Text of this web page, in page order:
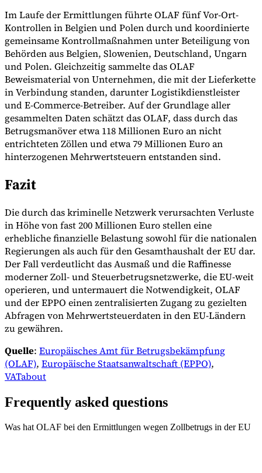
Im Laufe der Ermittlungen führte OLAF fünf Vor-Ort-
Kontrollen in Belgien und Polen durch und koordinierte
gemeinsame Kontrollmaßnahmen unter Beteiligung von
Behörden aus Belgien, Slowenien, Deutschland, Ungarn
und Polen. Gleichzeitig sammelte das OLAF
Beweismaterial von Unternehmen, die mit der Lieferkette
in Verbindung standen, darunter Logistikdienstleister
und E-Commerce-Betreiber. Auf der Grundlage aller
gesammelten Daten schätzt das OLAF, dass durch das
Betrugsmanöver etwa 118 Millionen Euro an nicht
entrichteten Zöllen und etwa 79 Millionen Euro an
hinterzogenen Mehrwertsteuern entstanden sind.
Fazit
Die durch das kriminelle Netzwerk verursachten Verluste
in Höhe von fast 200 Millionen Euro stellen eine
erhebliche finanzielle Belastung sowohl für die nationalen
Regierungen als auch für den Gesamthaushalt der EU dar.
Der Fall verdeutlicht das Ausmaß und die Raffinesse
moderner Zoll- und Steuerbetrugsnetzwerke, die EU-weit
operieren, und untermauert die Notwendigkeit, OLAF
und der EPPO einen zentralisierten Zugang zu gezielten
Abfragen von Mehrwertsteuerdaten in den EU-Ländern
zu gewähren.
Quelle: Europäisches Amt für Betrugsbekämpfung
(OLAF), Europäische Staatsanwaltschaft (EPPO),
VATabout
Frequently asked questions
Was hat OLAF bei den Ermittlungen wegen Zollbetrugs in der EU